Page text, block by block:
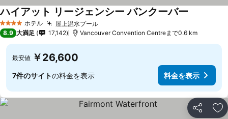
4 ホテルのランク
ホテル 屋上温水プール料金を表示
ハイアット リージェンシー バンクーバー
8.9 大満足 17,142 Vancouver Convention Centreまで0.6 km
最安値 ￥26,600
7件のサイトの料金を表示 料金を表示
シェア お